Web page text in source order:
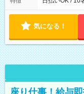
気になる！
座り仕事！給与